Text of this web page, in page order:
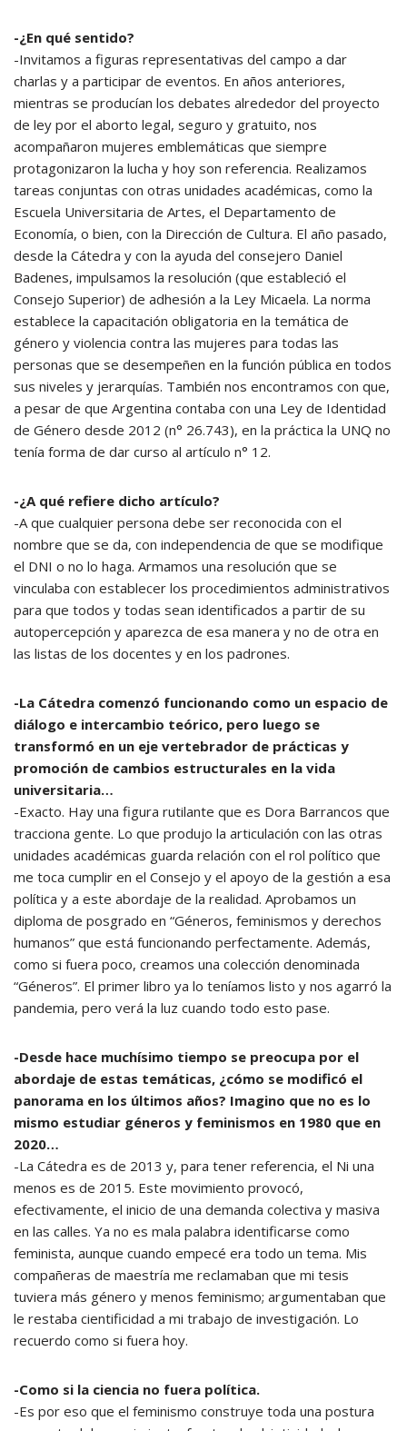
-¿En qué sentido?
-Invitamos a figuras representativas del campo a dar
charlas y a participar de eventos. En años anteriores,
mientras se producían los debates alrededor del proyecto
de ley por el aborto legal, seguro y gratuito, nos
acompañaron mujeres emblemáticas que siempre
protagonizaron la lucha y hoy son referencia. Realizamos
tareas conjuntas con otras unidades académicas, como la
Escuela Universitaria de Artes, el Departamento de
Economía, o bien, con la Dirección de Cultura. El año pasado,
desde la Cátedra y con la ayuda del consejero Daniel
Badenes, impulsamos la resolución (que estableció el
Consejo Superior) de adhesión a la Ley Micaela. La norma
establece la capacitación obligatoria en la temática de
género y violencia contra las mujeres para todas las
personas que se desempeñen en la función pública en todos
sus niveles y jerarquías. También nos encontramos con que,
a pesar de que Argentina contaba con una Ley de Identidad
de Género desde 2012 (n° 26.743), en la práctica la UNQ no
tenía forma de dar curso al artículo n° 12.
-¿A qué refiere dicho artículo?
-A que cualquier persona debe ser reconocida con el
nombre que se da, con independencia de que se modifique
el DNI o no lo haga. Armamos una resolución que se
vinculaba con establecer los procedimientos administrativos
para que todos y todas sean identificados a partir de su
autopercepción y aparezca de esa manera y no de otra en
las listas de los docentes y en los padrones.
-La Cátedra comenzó funcionando como un espacio de
diálogo e intercambio teórico, pero luego se
transformó en un eje vertebrador de prácticas y
promoción de cambios estructurales en la vida
universitaria…
-Exacto. Hay una figura rutilante que es Dora Barrancos que
tracciona gente. Lo que produjo la articulación con las otras
unidades académicas guarda relación con el rol político que
me toca cumplir en el Consejo y el apoyo de la gestión a esa
política y a este abordaje de la realidad. Aprobamos un
diploma de posgrado en “Géneros, feminismos y derechos
humanos” que está funcionando perfectamente. Además,
como si fuera poco, creamos una colección denominada
“Géneros”. El primer libro ya lo teníamos listo y nos agarró la
pandemia, pero verá la luz cuando todo esto pase.
-Desde hace muchísimo tiempo se preocupa por el
abordaje de estas temáticas, ¿cómo se modificó el
panorama en los últimos años? Imagino que no es lo
mismo estudiar géneros y feminismos en 1980 que en
2020…
-La Cátedra es de 2013 y, para tener referencia, el Ni una
menos es de 2015. Este movimiento provocó,
efectivamente, el inicio de una demanda colectiva y masiva
en las calles. Ya no es mala palabra identificarse como
feminista, aunque cuando empecé era todo un tema. Mis
compañeras de maestría me reclamaban que mi tesis
tuviera más género y menos feminismo; argumentaban que
le restaba cientificidad a mi trabajo de investigación. Lo
recuerdo como si fuera hoy.
-Como si la ciencia no fuera política.
-Es por eso que el feminismo construye toda una postura